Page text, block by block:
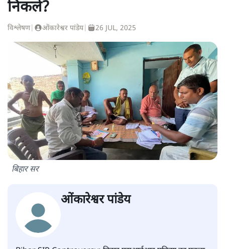
निकले?
विश्लेषण| ओंकारेश्वर पांडेय| 26 JUL, 2025
बिहार सर
ओंकारेश्वर पांडेय